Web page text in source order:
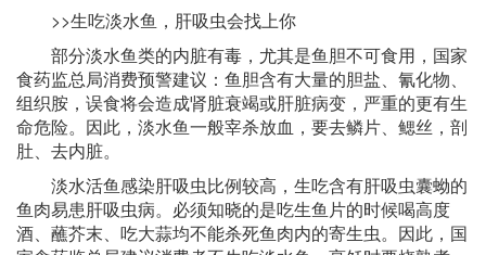
>>生吃淡水鱼，肝吸虫会找上你
部分淡水鱼类的内脏有毒，尤其是鱼胆不可食用，国家
食药监总局消费预警建议：鱼胆含有大量的胆盐、氰化物、
组织胺，误食将会造成肾脏衰竭或肝脏病变，严重的更有生
命危险。因此，淡水鱼一般宰杀放血，要去鳞片、鳃丝，剖
肚、去内脏。
淡水活鱼感染肝吸虫比例较高，生吃含有肝吸虫囊蚴的
鱼肉易患肝吸虫病。必须知晓的是吃生鱼片的时候喝高度
酒、蘸芥末、吃大蒜均不能杀死鱼肉内的寄生虫。因此，国